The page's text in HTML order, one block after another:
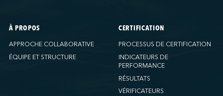
À PROPOS
APPROCHE COLLABORATIVE
ÉQUIPE ET STRUCTURE
CERTIFICATION
PROCESSUS DE CERTIFICATION
INDICATEURS DE
PERFORMANCE
RÉSULTATS
VÉRIFICATEURS